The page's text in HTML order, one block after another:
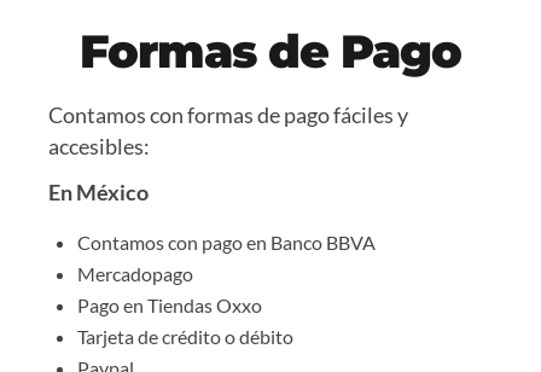
Formas de Pago
Contamos con formas de pago fáciles y
accesibles:
En México
Contamos con pago en Banco BBVA
Mercadopago
Pago en Tiendas Oxxo
Tarjeta de crédito o débito